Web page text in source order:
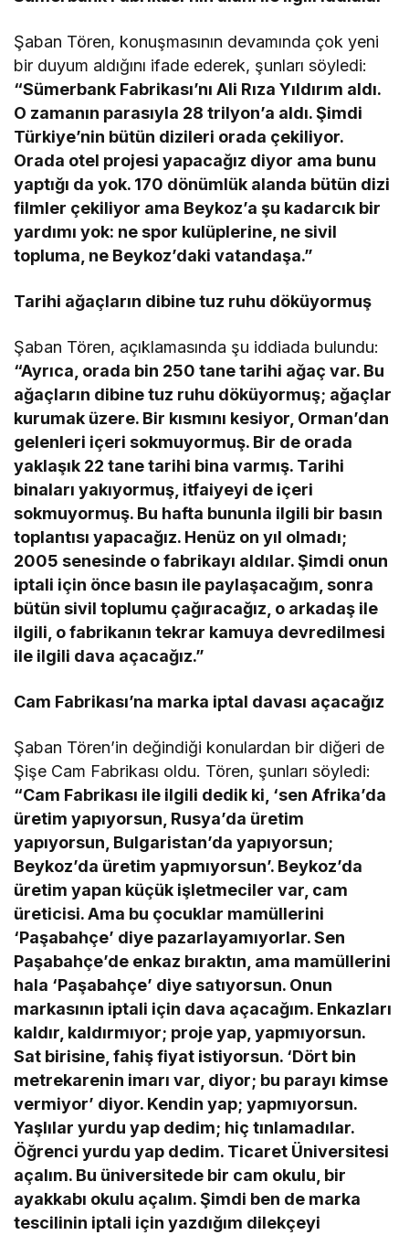
Şaban Tören, konuşmasının devamında çok yeni
bir duyum aldığını ifade ederek, şunları söyledi:
“Sümerbank Fabrikası’nı Ali Rıza Yıldırım aldı.
O zamanın parasıyla 28 trilyon’a aldı. Şimdi
Türkiye’nin bütün dizileri orada çekiliyor.
Orada otel projesi yapacağız diyor ama bunu
yaptığı da yok. 170 dönümlük alanda bütün dizi
filmler çekiliyor ama Beykoz’a şu kadarcık bir
yardımı yok: ne spor kulüplerine, ne sivil
topluma, ne Beykoz’daki vatandaşa.”
Tarihi ağaçların dibine tuz ruhu döküyormuş
Şaban Tören, açıklamasında şu iddiada bulundu:
“Ayrıca, orada bin 250 tane tarihi ağaç var. Bu
ağaçların dibine tuz ruhu döküyormuş; ağaçlar
kurumak üzere. Bir kısmını kesiyor, Orman’dan
gelenleri içeri sokmuyormuş. Bir de orada
yaklaşık 22 tane tarihi bina varmış. Tarihi
binaları yakıyormuş, itfaiyeyi de içeri
sokmuyormuş. Bu hafta bununla ilgili bir basın
toplantısı yapacağız. Henüz on yıl olmadı;
2005 senesinde o fabrikayı aldılar. Şimdi onun
iptali için önce basın ile paylaşacağım, sonra
bütün sivil toplumu çağıracağız, o arkadaş ile
ilgili, o fabrikanın tekrar kamuya devredilmesi
ile ilgili dava açacağız.”
Cam Fabrikası’na marka iptal davası açacağız
Şaban Tören’in değindiği konulardan bir diğeri de
Şişe Cam Fabrikası oldu. Tören, şunları söyledi:
“Cam Fabrikası ile ilgili dedik ki, ‘sen Afrika’da
üretim yapıyorsun, Rusya’da üretim
yapıyorsun, Bulgaristan’da yapıyorsun;
Beykoz’da üretim yapmıyorsun’. Beykoz’da
üretim yapan küçük işletmeciler var, cam
üreticisi. Ama bu çocuklar mamüllerini
‘Paşabahçe’ diye pazarlayamıyorlar. Sen
Paşabahçe’de enkaz bıraktın, ama mamüllerini
hala ‘Paşabahçe’ diye satıyorsun. Onun
markasının iptali için dava açacağım. Enkazları
kaldır, kaldırmıyor; proje yap, yapmıyorsun.
Sat birisine, fahiş fiyat istiyorsun. ‘Dört bin
metrekarenin imarı var, diyor; bu parayı kimse
vermiyor’ diyor. Kendin yap; yapmıyorsun.
Yaşlılar yurdu yap dedim; hiç tınlamadılar.
Öğrenci yurdu yap dedim. Ticaret Üniversitesi
açalım. Bu üniversitede bir cam okulu, bir
ayakkabı okulu açalım. Şimdi ben de marka
tescilinin iptali için yazdığım dilekçeyi